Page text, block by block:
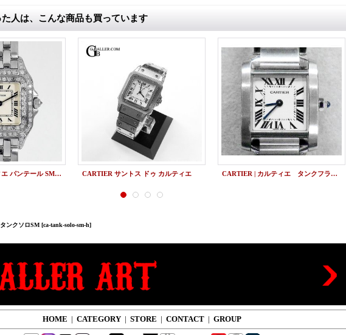
人は、こんな商品も買っています
CARTIER カルティエ パンテール SM オーバーホール （アフターダイヤ製品） CARTIER サントス ドゥ カルティエ CARTIER | カルティエ タンクフランセーズSM 中古 美品
ンクソロSM [ca-tank-solo-sm-h]
HOME | CATEGORY | STORE | CONTACT | GROUP